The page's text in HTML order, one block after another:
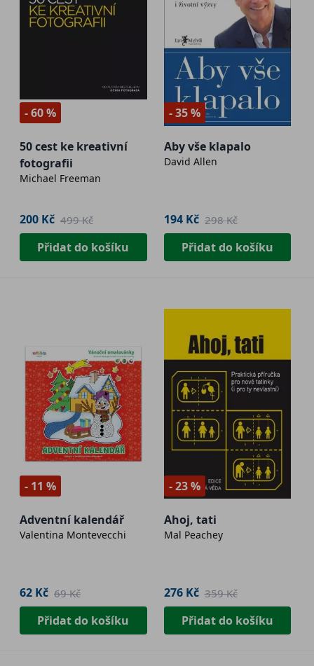
- 60 %
50 cest ke kreativní
fotografii
Michael Freeman
200 Kč 499 Kč
Přidat do košíku
- 35 %
Aby vše klapalo
David Allen
194 Kč 298 Kč
Přidat do košíku
- 11 %
Adventní kalendář
Valentina Montevecchi
62 Kč 69 Kč
Přidat do košíku
- 23 %
Ahoj, tati
Mal Peachey
276 Kč 359 Kč
Přidat do košíku